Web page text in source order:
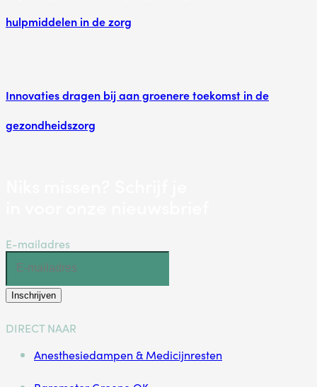
hulpmiddelen in de zorg
Innovaties dragen bij aan groenere toekomst in de
gezondheidszorg
E-mailadres
Inschrijven
DIRECT NAAR
Anesthesiedampen & Medicijnresten